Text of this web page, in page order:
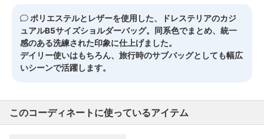
ポリエステルとレザーを使用した、ドレステリアのカジ
ュアルB5サイズショルダーバッグ。同系色でまとめ、統一
感のある洗練された印象に仕上げました。
デイリー使いはもちろん、旅行時のサブバッグとしても幅広
いシーンで活躍します。
このコーディネートに使っているアイテム